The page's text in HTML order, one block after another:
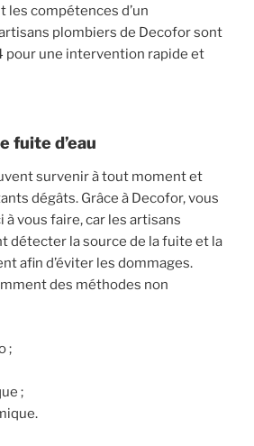
compétences d’un
plombiers de Decofor sont
pour une intervention rapide et
fuite d’eau
survenir à tout moment et
dégâts. Grâce à Decofor, vous
à vous faire, car les artisans
détecter la source de la fuite et la
afin d’éviter les dommages.
des méthodes non
;
;